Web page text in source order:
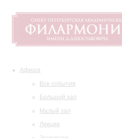
Афиша
Все события
Большой зал
Малый зал
Лекции